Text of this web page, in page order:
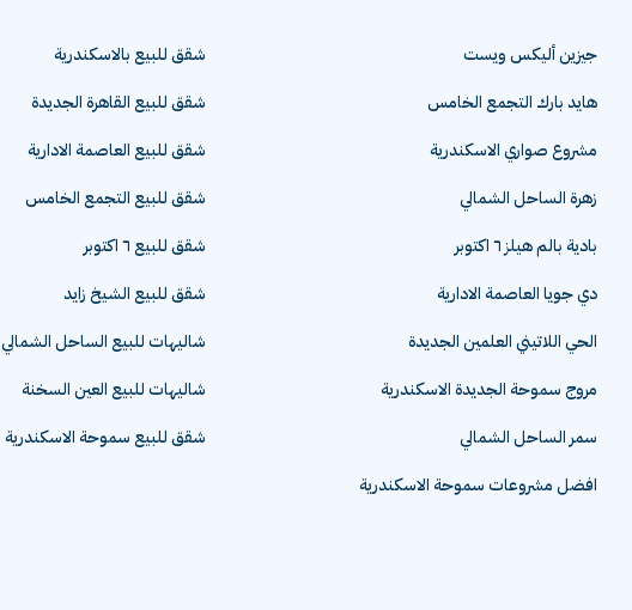
جيزين أليكس ويست
هايد بارك التجمع الخامس
مشروع صواري الاسكندرية
زهرة الساحل الشمالي
بادية بالم هيلز ٦ اكتوبر
دي جويا العاصمة الادارية
الحي اللاتيني العلمين الجديدة
مروج سموحة الجديدة الاسكندرية
سمر الساحل الشمالي
افضل مشروعات سموحة الاسكندرية
شقق للبيع بالاسكندرية
شقق للبيع القاهرة الجديدة
شقق للبيع العاصمة الادارية
شقق للبيع التجمع الخامس
شقق للبيع ٦ اكتوبر
شقق للبيع الشيخ زايد
شاليهات للبيع الساحل الشمالي
شاليهات للبيع العين السخنة
شقق للبيع سموحة الاسكندرية